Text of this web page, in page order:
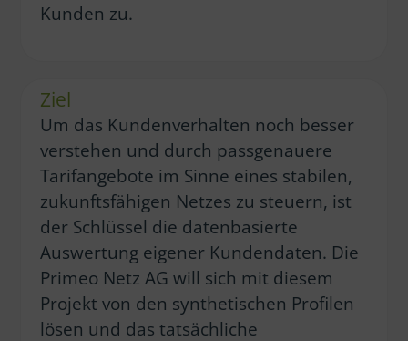
Kunden zu.
Ziel
Um das Kundenverhalten noch besser
verstehen und durch passgenauere
Tarifangebote im Sinne eines stabilen,
zukunftsfähigen Netzes zu steuern, ist
der Schlüssel die datenbasierte
Auswertung eigener Kundendaten. Die
Primeo Netz AG will sich mit diesem
Projekt von den synthetischen Profilen
lösen und das tatsächliche